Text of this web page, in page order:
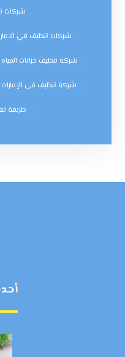
شركات
شركات تنظيف في
شركة تنظيف خزانات المياه
شركة تنظيف في الإمارات
طريقة